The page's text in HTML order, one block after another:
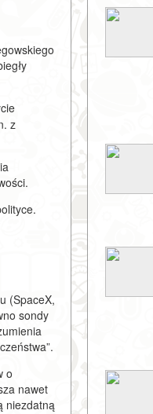
z
(SpaceX,
sondy
o
nawet
niezdatną